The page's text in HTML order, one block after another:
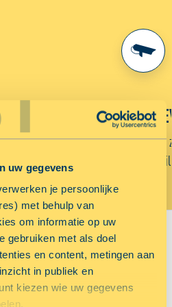
uw gegevens
je persoonlijke
met behulp van
om informatie op uw
gebruiken met als doel
en content, metingen aan
in publiek en
kiezen wie uw gegevens
of aanhanger voor
24/7
Onze units
week
VESTIGING: